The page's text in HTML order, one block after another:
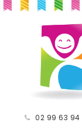
02 99 63 94